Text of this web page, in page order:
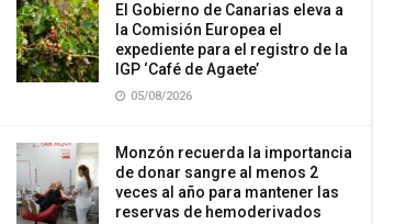
El Gobierno de Canarias eleva a
la Comisión Europea el
expediente para el registro de la
IGP ‘Café de Agaete’
05/08/2026
Monzón recuerda la importancia
de donar sangre al menos 2
veces al año para mantener las
reservas de hemoderivados